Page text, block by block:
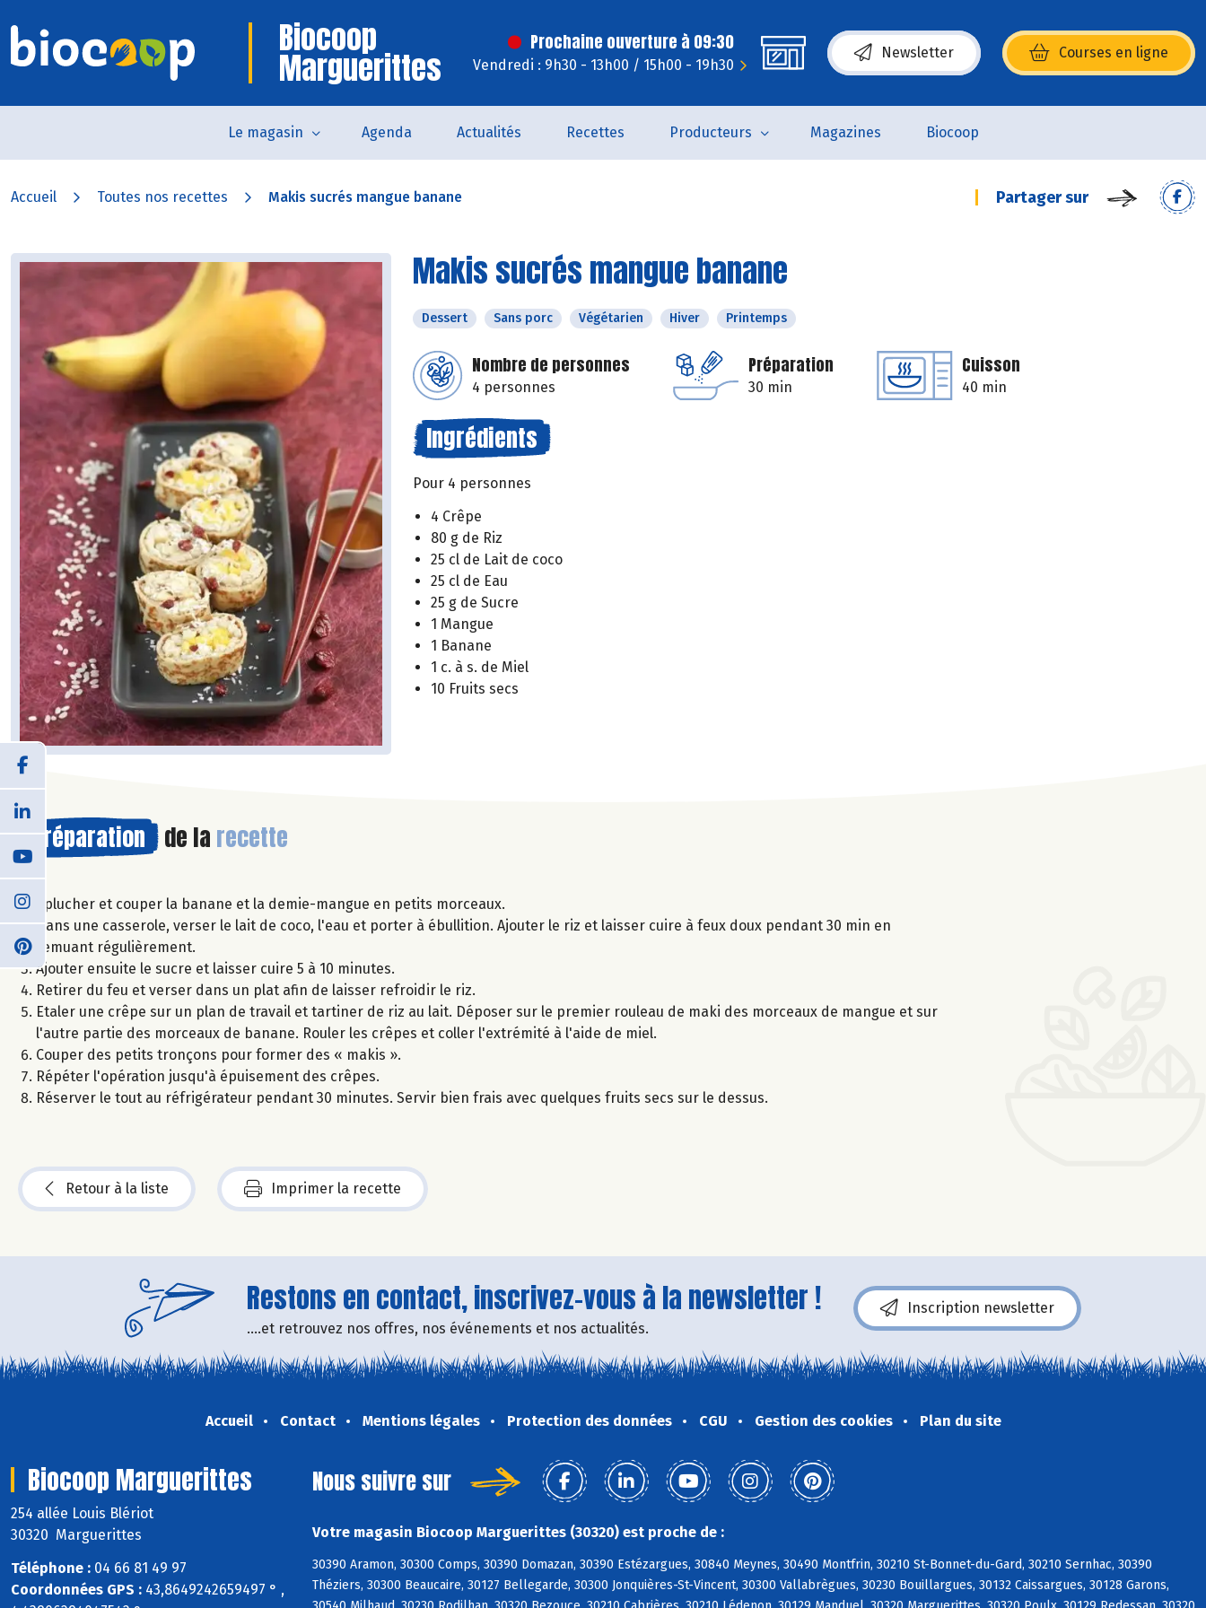
Biocoop
Marguerittes
Prochaine ouverture à 09:30
Vendredi : 9h30 - 13h00 / 15h00 - 19h30
Newsletter Courses en ligne
(s’ouvre dans une nouvelle fenêtre)
Le magasin Agenda Actualités Recettes Producteurs Magazines Biocoop
Accueil Toutes nos recettes Makis sucrés mangue banane Partager sur
Makis sucrés mangue banane
Dessert Sans porc Végétarien Hiver Printemps
Nombre de personnes
4 personnes
Préparation
30 min
Cuisson
40 min
Ingrédients
Pour 4 personnes
4 Crêpe
80 g de Riz
25 cl de Lait de coco
25 cl de Eau
25 g de Sucre
1 Mangue
1 Banane
1 c. à s. de Miel
10 Fruits secs
Préparation de la recette
Éplucher et couper la banane et la demie-mangue en petits morceaux.
Dans une casserole, verser le lait de coco, l'eau et porter à ébullition. Ajouter le riz et laisser cuire à feux doux pendant 30 min en
remuant régulièrement.
Ajouter ensuite le sucre et laisser cuire 5 à 10 minutes.
Retirer du feu et verser dans un plat afin de laisser refroidir le riz.
Etaler une crêpe sur un plan de travail et tartiner de riz au lait. Déposer sur le premier rouleau de maki des morceaux de mangue et sur
l'autre partie des morceaux de banane. Rouler les crêpes et coller l'extrémité à l'aide de miel.
Couper des petits tronçons pour former des « makis ».
Répéter l'opération jusqu'à épuisement des crêpes.
Réserver le tout au réfrigérateur pendant 30 minutes. Servir bien frais avec quelques fruits secs sur le dessus.
Retour à la liste Imprimer la recette
Restons en contact, inscrivez-vous à la newsletter !
....et retrouvez nos offres, nos événements et nos actualités.
Inscription newsletter
Accueil Contact Mentions légales Protection des données CGU Gestion des cookies Plan du site
Biocoop Marguerittes
254 allée Louis Blériot
30320 Marguerittes
Téléphone : 04 66 81 49 97
Coordonnées GPS : 43,8649242659497 ° ,
Nous suivre sur
Votre magasin Biocoop Marguerittes (30320) est proche de :
30390 Aramon, 30300 Comps, 30390 Domazan, 30390 Estézargues, 30840 Meynes, 30490 Montfrin, 30210 St-Bonnet-du-Gard, 30210 Sernhac, 30390
Théziers, 30300 Beaucaire, 30127 Bellegarde, 30300 Jonquières-St-Vincent, 30300 Vallabrègues, 30230 Bouillargues, 30132 Caissargues, 30128 Garons,